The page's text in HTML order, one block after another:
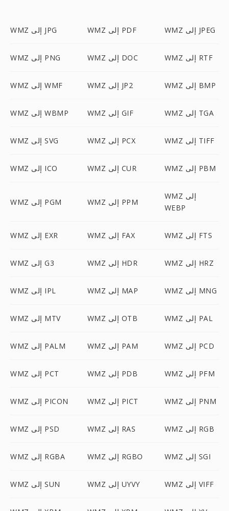
WMZ إلى JPG WMZ إلى PDF WMZ إلى JPEG
WMZ إلى PNG WMZ إلى DOC WMZ إلى RTF
WMZ إلى WMF WMZ إلى JP2 WMZ إلى BMP
WMZ إلى WBMP WMZ إلى GIF WMZ إلى TGA
WMZ إلى SVG WMZ إلى PCX WMZ إلى TIFF
WMZ إلى ICO WMZ إلى CUR WMZ إلى PBM
WMZ إلى PGM WMZ إلى PPM
WMZ إلى
WEBP
WMZ إلى EXR WMZ إلى FAX WMZ إلى FTS
WMZ إلى G3 WMZ إلى HDR WMZ إلى HRZ
WMZ إلى IPL WMZ إلى MAP WMZ إلى MNG
WMZ إلى MTV WMZ إلى OTB WMZ إلى PAL
WMZ إلى PALM WMZ إلى PAM WMZ إلى PCD
WMZ إلى PCT WMZ إلى PDB WMZ إلى PFM
WMZ إلى PICON WMZ إلى PICT WMZ إلى PNM
WMZ إلى PSD WMZ إلى RAS WMZ إلى RGB
WMZ إلى RGBA WMZ إلى RGBO WMZ إلى SGI
WMZ إلى SUN WMZ إلى UYVY WMZ إلى VIFF